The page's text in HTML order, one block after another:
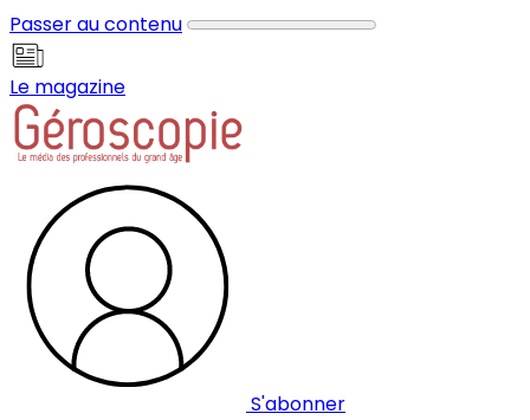
Passer au contenu
Le magazine
S'abonner
Panneau de gestion des cookies